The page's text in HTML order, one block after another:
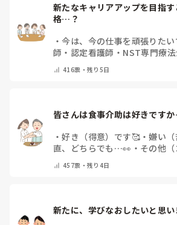
新たなキャリアアップを目指
格…？
・今は、今の仕事を頑張りたい
師 ・ 認定看護師 ・ NST専門療
内視鏡技師・その他(コメント
416票・残り5日
皆さんは食事介助は好きです
・好き（得意）です🥰・嫌い
直、どちらでも…👀 ・ その他
457票・残り4日
新たに、学びなおしたいと思い